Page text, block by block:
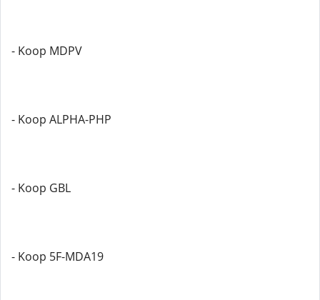
- Koop MDPV
- Koop ALPHA-PHP
- Koop GBL
- Koop 5F-MDA19